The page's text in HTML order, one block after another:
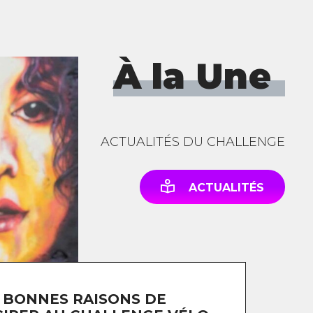
RAISONS DE
À la Une
ACTUALITÉS DU CHALLENGE
ACTUALITÉS